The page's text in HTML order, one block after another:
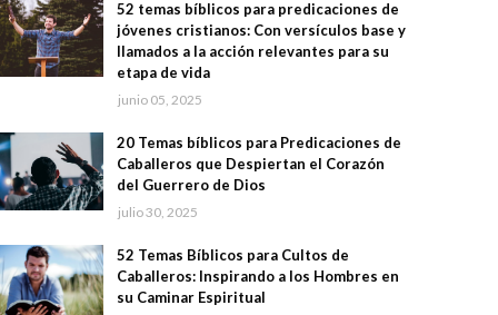
52 temas bíblicos para predicaciones de
jóvenes cristianos: Con versículos base y
llamados a la acción relevantes para su
etapa de vida
junio 05, 2025
20 Temas bíblicos para Predicaciones de
Caballeros que Despiertan el Corazón
del Guerrero de Dios
julio 30, 2025
52 Temas Bíblicos para Cultos de
Caballeros: Inspirando a los Hombres en
su Caminar Espiritual